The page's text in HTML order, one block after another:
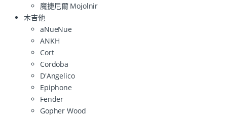
魔捷尼爾 Mojolnir
木吉他
aNueNue
ANKH
Cort
Cordoba
D'Angelico
Epiphone
Fender
Gopher Wood